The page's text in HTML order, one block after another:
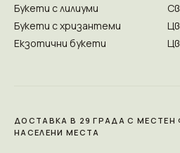
Букети с лилиуми
Букети с хризантеми
Екзотични букети
ДОСТАВКА В 29 ГРАДА С
НАСЕЛЕНИ МЕСТА